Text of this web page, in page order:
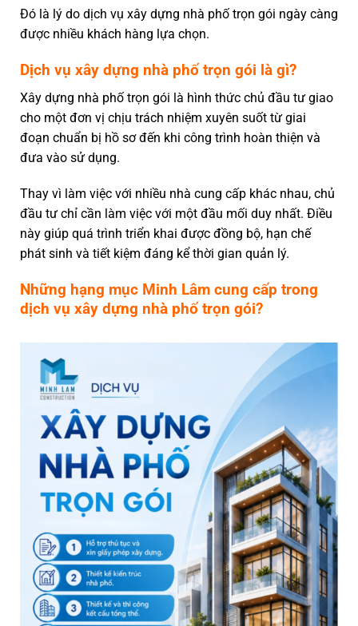
Đó là lý do dịch vụ xây dựng nhà phố trọn gói ngày càng
được nhiều khách hàng lựa chọn.
Dịch vụ xây dựng nhà phố trọn gói là gì?
Xây dựng nhà phố trọn gói là hình thức chủ đầu tư giao
cho một đơn vị chịu trách nhiệm xuyên suốt từ giai
đoạn chuẩn bị hồ sơ đến khi công trình hoàn thiện và
đưa vào sử dụng.
Thay vì làm việc với nhiều nhà cung cấp khác nhau, chủ
đầu tư chỉ cần làm việc với một đầu mối duy nhất. Điều
này giúp quá trình triển khai được đồng bộ, hạn chế
phát sinh và tiết kiệm đáng kể thời gian quản lý.
Những hạng mục Minh Lâm cung cấp trong
dịch vụ xây dựng nhà phố trọn gói?